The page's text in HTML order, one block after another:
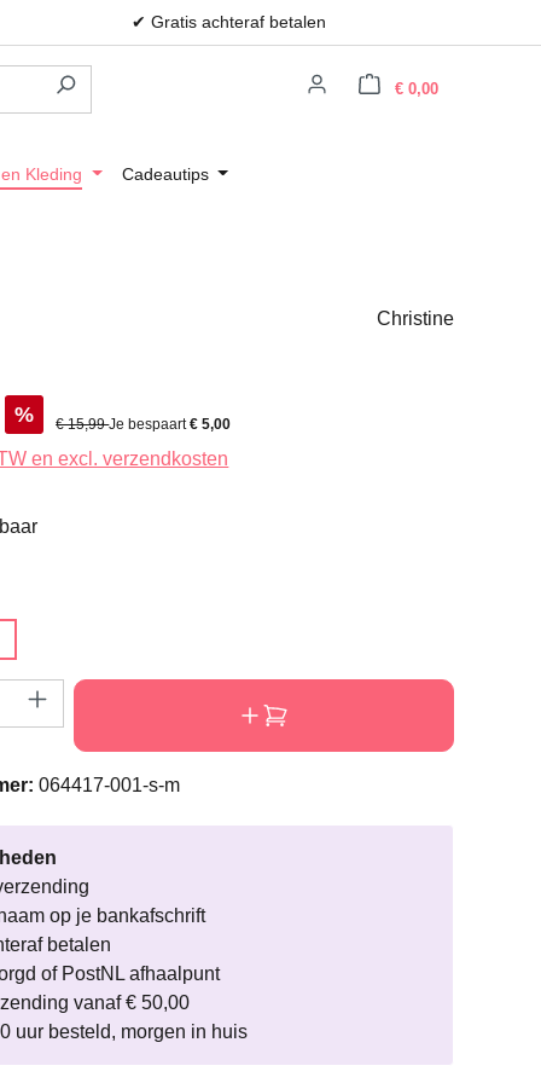
✔ Gratis achteraf betalen
€ 0,00
Kleding Cadeautips
Christine
% Normale prijs:
€ 15,99Je bespaart€ 5,00
en excl. verzendkosten
Voer de gewenste
064417-001-s-m
op je bankafschrift
betalen
of PostNL afhaalpunt
vanaf € 50,00
uur besteld, morgen in huis